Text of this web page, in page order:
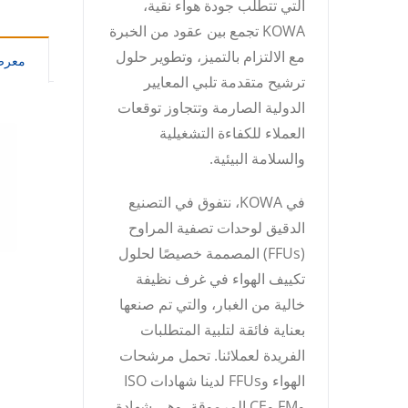
التي تتطلب جودة هواء نقية،
KOWA تجمع بين عقود من الخبرة
مع الالتزام بالتميز، وتطوير حلول
ترشيح متقدمة تلبي المعايير
الدولية الصارمة وتتجاوز توقعات
العملاء للكفاءة التشغيلية
والسلامة البيئية.
في KOWA، نتفوق في التصنيع
الدقيق لوحدات تصفية المراوح
(FFUs) المصممة خصيصًا لحلول
تكييف الهواء في غرف نظيفة
خالية من الغبار، والتي تم صنعها
بعناية فائقة لتلبية المتطلبات
الفريدة لعملائنا. تحمل مرشحات
الهواء وFFUs لدينا شهادات ISO